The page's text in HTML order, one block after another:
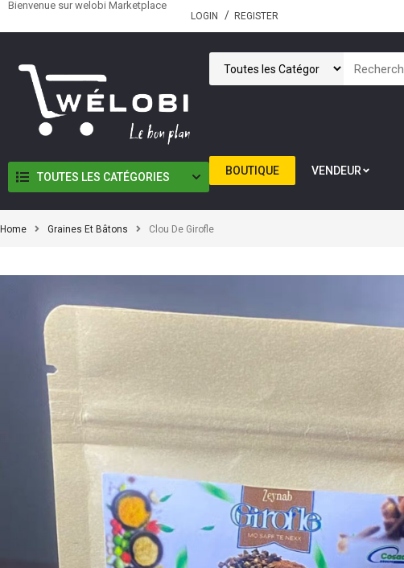
Bienvenue sur welobi Marketplace
LOGIN REGISTER
TOUTES LES CATÉGORIES BOUTIQUE VENDEUR
Home Graines Et Bâtons Clou De Girofle